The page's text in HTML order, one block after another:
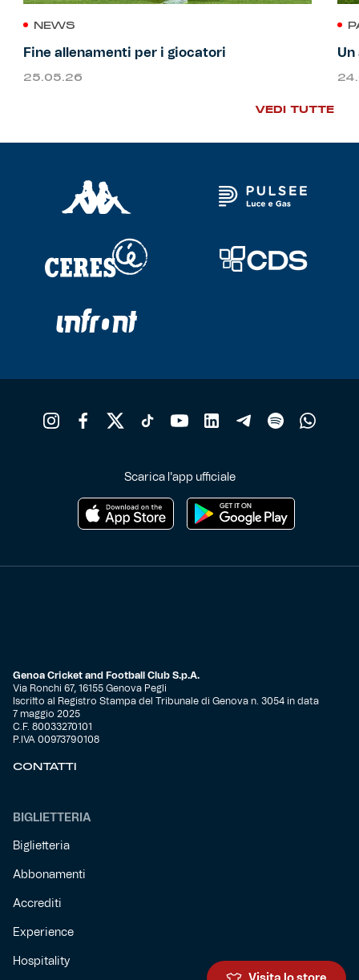
NEWS
Fine allenamenti per i giocatori
25.05.26
Un
VEDI TUTTE
Scarica l'app ufficiale
Genoa Cricket and Football Club S.p.A.
Via Ronchi 67, 16155 Genova Pegli
Iscritto al Registro Stampa del Tribunale di Genova n. 3054 in data
7 maggio 2025
C.F. 80033270101
P.IVA 00973790108
CONTATTI
BIGLIETTERIA
Biglietteria
Abbonamenti
Accrediti
Experience
Hospitality